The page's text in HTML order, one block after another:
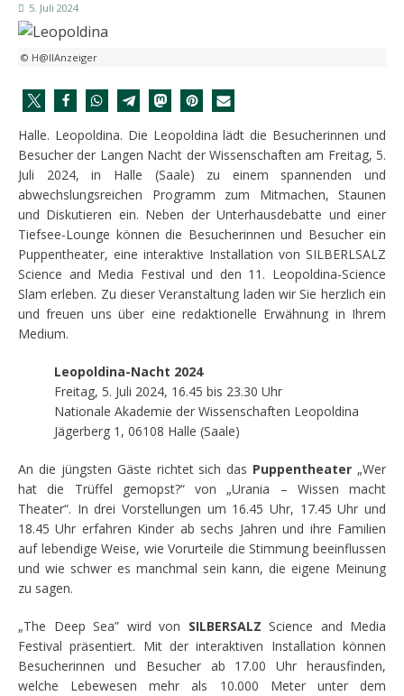
5. Juli 2024
© H@llAnzeiger
Halle. Leopoldina. Die Leopoldina lädt die Besucherinnen und
Besucher der Langen Nacht der Wissenschaften am Freitag, 5.
Juli 2024, in Halle (Saale) zu einem spannenden und
abwechslungsreichen Programm zum Mitmachen, Staunen
und Diskutieren ein. Neben der Unterhausdebatte und einer
Tiefsee-Lounge können die Besucherinnen und Besucher ein
Puppentheater, eine interaktive Installation von SILBERLSALZ
Science and Media Festival und den 11. Leopoldina-Science
Slam erleben. Zu dieser Veranstaltung laden wir Sie herzlich ein
und freuen uns über eine redaktionelle Erwähnung in Ihrem
Medium.
Leopoldina-Nacht 2024
Freitag, 5. Juli 2024, 16.45 bis 23.30 Uhr
Nationale Akademie der Wissenschaften Leopoldina
Jägerberg 1, 06108 Halle (Saale)
An die jüngsten Gäste richtet sich das Puppentheater „Wer
hat die Trüffel gemopst?“ von „Urania – Wissen macht
Theater“. In drei Vorstellungen um 16.45 Uhr, 17.45 Uhr und
18.45 Uhr erfahren Kinder ab sechs Jahren und ihre Familien
auf lebendige Weise, wie Vorurteile die Stimmung beeinflussen
und wie schwer es manchmal sein kann, die eigene Meinung
zu sagen.
„The Deep Sea” wird von SILBERSALZ Science and Media
Festival präsentiert. Mit der interaktiven Installation können
Besucherinnen und Besucher ab 17.00 Uhr herausfinden,
welche Lebewesen mehr als 10.000 Meter unter dem